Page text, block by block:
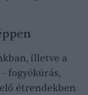
illetve a
fogyókúrás,
étrendekben